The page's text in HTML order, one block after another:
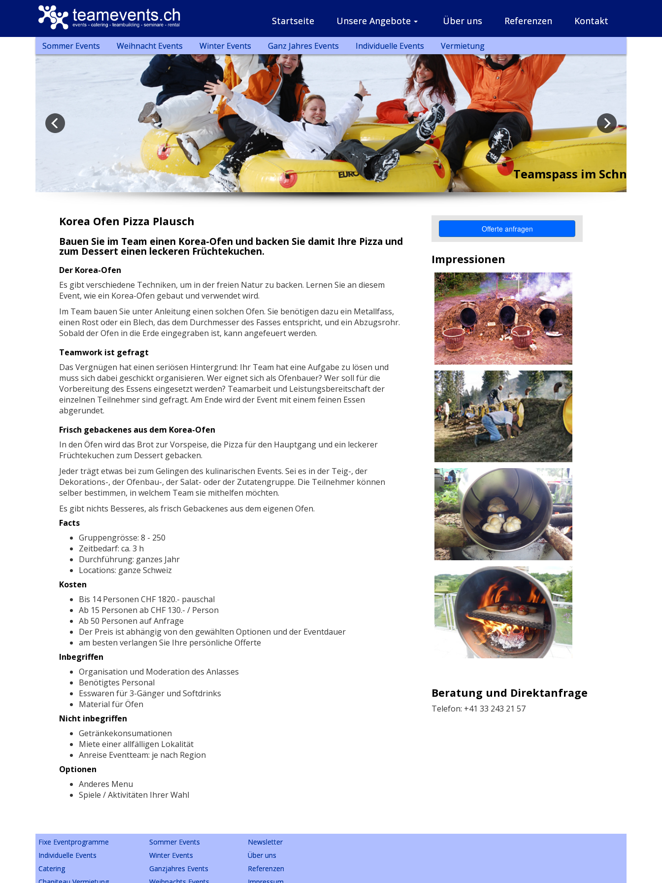
Startseite Unsere Angebote Über uns Referenzen Kontakt
Sommer Events Weihnacht Events Winter Events Ganz Jahres Events Individuelle Events Vermietung
Teamspass im Schnee
Tolle Events in der freien Natur
Korea Ofen Pizza Plausch
Bauen Sie im Team einen Korea-Ofen und backen Sie damit Ihre Pizza und
zum Dessert einen leckeren Früchtekuchen.
Der Korea-Ofen
Es gibt verschiedene Techniken, um in der freien Natur zu backen. Lernen Sie an diesem
Event, wie ein Korea-Ofen gebaut und verwendet wird.
Im Team bauen Sie unter Anleitung einen solchen Ofen. Sie benötigen dazu ein Metallfass,
einen Rost oder ein Blech, das dem Durchmesser des Fasses entspricht, und ein Abzugsrohr.
Sobald der Ofen in die Erde eingegraben ist, kann angefeuert werden.
Teamwork ist gefragt
Das Vergnügen hat einen seriösen Hintergrund: Ihr Team hat eine Aufgabe zu lösen und
muss sich dabei geschickt organisieren. Wer eignet sich als Ofenbauer? Wer soll für die
Vorbereitung des Essens eingesetzt werden? Teamarbeit und Leistungsbereitschaft der
einzelnen Teilnehmer sind gefragt. Am Ende wird der Event mit einem feinen Essen
abgerundet.
Frisch gebackenes aus dem Korea-Ofen
In den Öfen wird das Brot zur Vorspeise, die Pizza für den Hauptgang und ein leckerer
Früchtekuchen zum Dessert gebacken.
Jeder trägt etwas bei zum Gelingen des kulinarischen Events. Sei es in der Teig-, der
Dekorations-, der Ofenbau-, der Salat- oder der Zutatengruppe. Die Teilnehmer können
selber bestimmen, in welchem Team sie mithelfen möchten.
Es gibt nichts Besseres, als frisch Gebackenes aus dem eigenen Ofen.
Facts
Gruppengrösse: 8 - 250
Zeitbedarf: ca. 3 h
Durchführung: ganzes Jahr
Locations: ganze Schweiz
Kosten
Bis 14 Personen CHF 1820.- pauschal
Ab 15 Personen ab CHF 130.- / Person
Ab 50 Personen auf Anfrage
Der Preis ist abhängig von den gewählten Optionen und der Eventdauer
am besten verlangen Sie Ihre persönliche Offerte
Inbegriffen
Organisation und Moderation des Anlasses
Benötigtes Personal
Esswaren für 3-Gänger und Softdrinks
Material für Öfen
Nicht inbegriffen
Getränkekonsumationen
Miete einer allfälligen Lokalität
Anreise Eventteam: je nach Region
Optionen
Anderes Menu
Spiele / Aktivitäten Ihrer Wahl
Impressionen
Beratung und Direktanfrage
Telefon: +41 33 243 21 57
Fixe Eventprogramme
Individuelle Events
Catering
Sommer Events
Winter Events
Ganzjahres Events
Newsletter
Über uns
Referenzen